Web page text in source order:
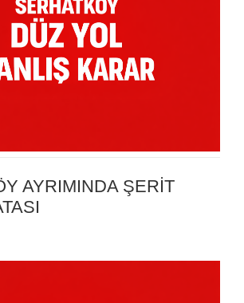
AYRIMINDA ŞERİT